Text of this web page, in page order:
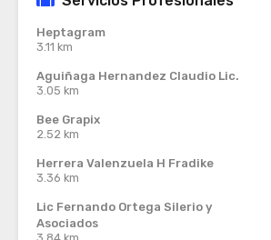
Heptagram
3.11 km
Aguiñaga Hernandez Claudio Lic.
3.05 km
Bee Grapix
2.52 km
Herrera Valenzuela H Fradike
3.36 km
Lic Fernando Ortega Silerio y
Asociados